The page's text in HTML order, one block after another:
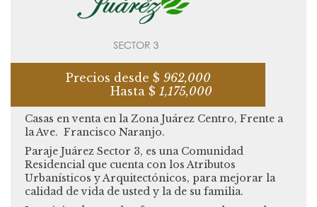
Precios desde $ 962,000
Hasta $ 1,175,000
Casas en venta en la Zona Juárez Centro, Frente a
la Ave. Francisco Naranjo.
Paraje Juárez Sector 3, es una Comunidad
Residencial que cuenta con los Atributos
Urbanísticos y Arquitectónicos, para mejorar la
calidad de vida de usted y la de su familia.